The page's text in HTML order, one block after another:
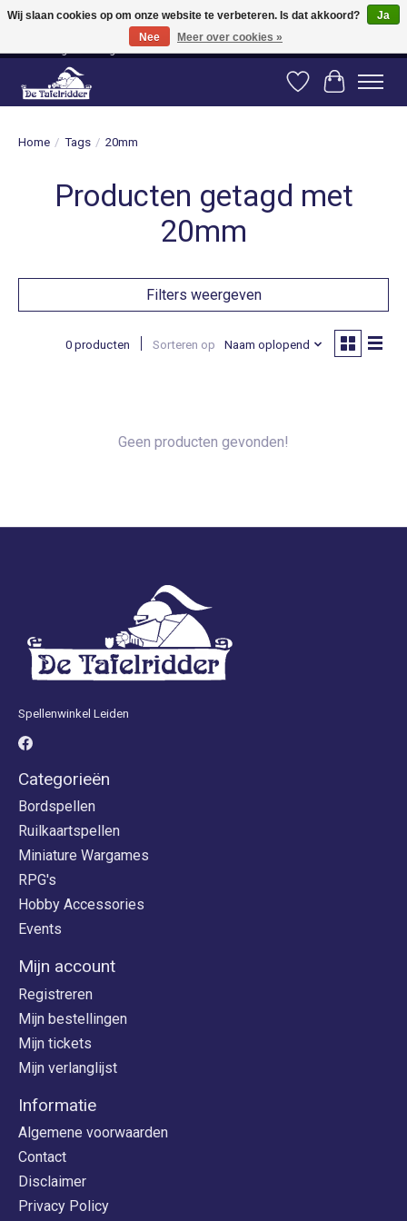
Vanaf 80 euro gratis verzending binnen Nederland! Vanaf 100 euro gratis
verzending naar België en Duitsland!
Verlanglijst
Home / Tags / 20mm
Producten getagd met
20mm
Filters weergeven
0 producten Sorteren op Naam oplopend
Geen producten gevonden!
Spellenwinkel Leiden
Categorieën
Bordspellen
Ruilkaartspellen
Miniature Wargames
RPG's
Hobby Accessories
Events
Mijn account
Registreren
Mijn bestellingen
Mijn tickets
Mijn verlanglijst
Informatie
Algemene voorwaarden
Contact
Disclaimer
Privacy Policy
Wij slaan cookies op om onze website te verbeteren. Is dat akkoord?
Ja
Nee
Meer over cookies »